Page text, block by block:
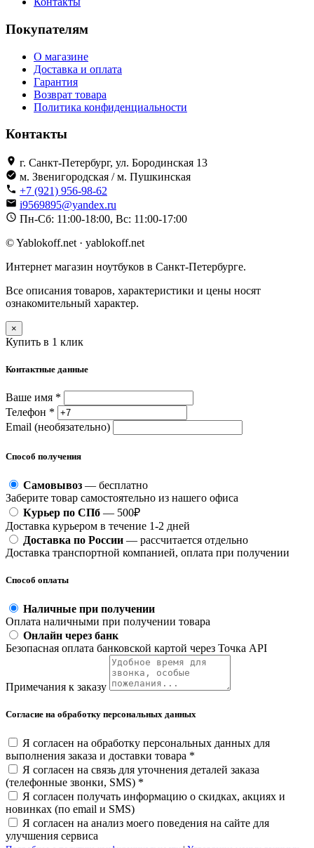
Покупателям
О магазине
Доставка и оплата
Гарантия
Возврат товара
Политика конфиденциальности
Контакты
г. Санкт-Петербург, ул. Бородинская 13
м. Звенигородская / м. Пушкинская
+7 (921) 956-98-62
i9569895@yandex.ru
Пн-Сб: 11:00-18:00, Вс: 11:00-17:00
© Yablokoff.net · yablokoff.net
Интернет магазин ноутбуков в Санкт-Петербурге.
Все описания товаров, характеристики и цены носят
ознакомительный характер.
×
Купить в 1 клик
Контактные данные
Ваше имя *
Телефон *
Email (необязательно)
Способ получения
Самовывоз — бесплатно
Заберите товар самостоятельно из нашего офиса
Курьер по СПб — 500₽
Доставка курьером в течение 1-2 дней
Доставка по России — рассчитается отдельно
Доставка транспортной компанией, оплата при получении
Способ оплаты
Наличные при получении
Оплата наличными при получении товара
Онлайн через банк
Безопасная оплата банковской картой через Точка API
Примечания к заказу
Согласие на обработку персональных данных
Я согласен на обработку персональных данных для
выполнения заказа и доставки товара *
Я согласен на связь для уточнения деталей заказа
(телефонные звонки, SMS) *
Я согласен получать информацию о скидках, акциях и
новинках (по email и SMS)
Я согласен на анализ моего поведения на сайте для
улучшения сервиса